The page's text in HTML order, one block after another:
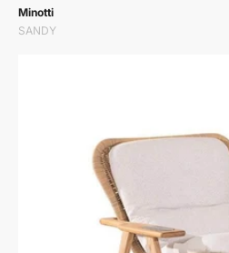
Prodavač:
Minotti
SANDY